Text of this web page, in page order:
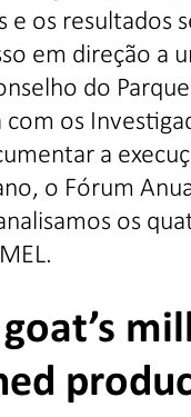
e os resultados
em direção a
do
os
a
o Fórum
os